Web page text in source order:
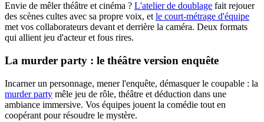
Envie de mêler théâtre et cinéma ? L'atelier de doublage fait rejouer
des scènes cultes avec sa propre voix, et le court-métrage d'équipe
met vos collaborateurs devant et derrière la caméra. Deux formats
qui allient jeu d'acteur et fous rires.
La murder party : le théâtre version enquête
Incarner un personnage, mener l'enquête, démasquer le coupable : la
murder party mêle jeu de rôle, théâtre et déduction dans une
ambiance immersive. Vos équipes jouent la comédie tout en
coopérant pour résoudre le mystère.